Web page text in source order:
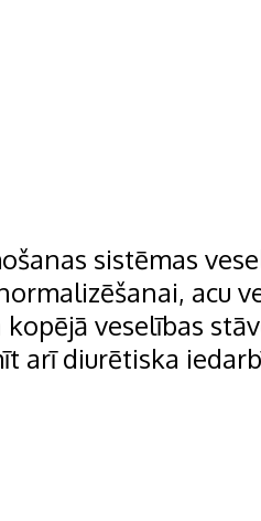
sistēmas
acu
veselības
arī diurētiska